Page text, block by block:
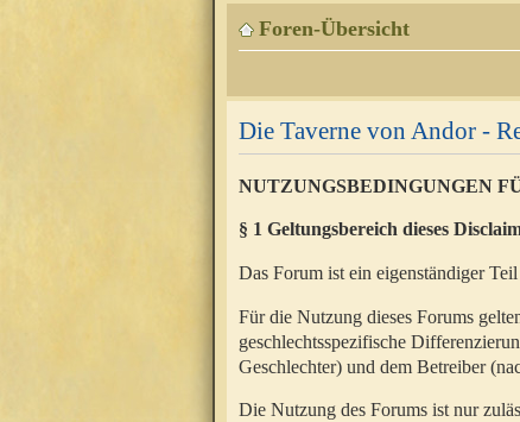
Foren-Übersicht
Die Taverne von Andor -
NUTZUNGSBEDINGUNGEN
§ 1 Geltungsbereich dieses
Das Forum ist ein eigenständiger
Für die Nutzung dieses Forums
geschlechtsspezifische
Geschlechter) und dem Betreiber
Die Nutzung des Forums ist nur